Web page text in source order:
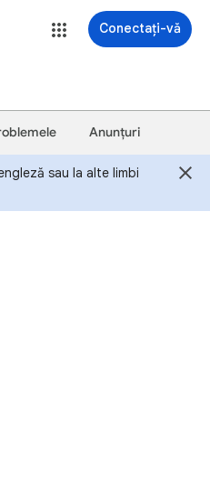
Conectați-vă
Anunțuri
sau la alte limbi